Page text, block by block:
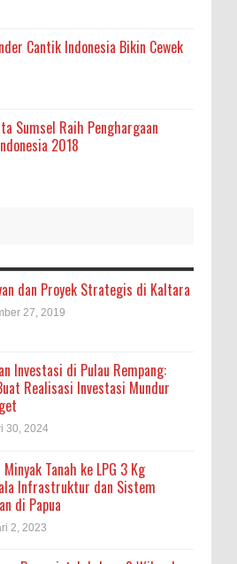
Cantik Indonesia Bikin Cewek
Sumsel Raih Penghargaan
2018
dan Proyek Strategis di Kaltara
27, 2019
Investasi di Pulau Rempang:
Realisasi Investasi Mundur
30, 2024
Tanah ke LPG 3 Kg
Infrastruktur dan Sistem
di Papua
2, 2023